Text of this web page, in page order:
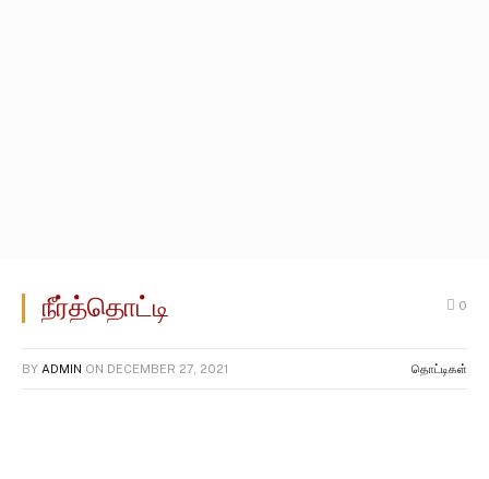
நீர்த்தொட்டி 0
BY ADMIN ON DECEMBER 27, 2021 தொட்டிகள்